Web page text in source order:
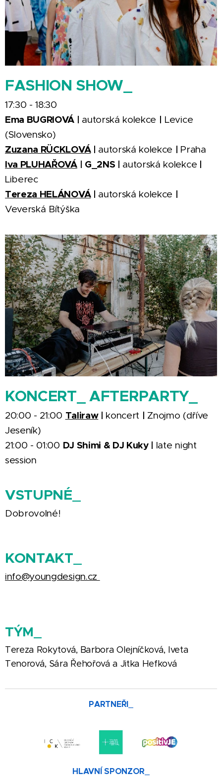
FASHION SHOW_
17:30 - 18:30
Ema BUGRIOVÁ | autorská kolekce | Levice
(Slovensko)
Zuzana RÜCKLOVÁ| autorská kolekce | Praha
Iva PLUHAŘOVÁ| G_2NS | autorská kolekce |
Liberec
Tereza HELÁNOVÁ| autorská kolekce |
Veverská Bítýška
KONCERT_ AFTERPARTY_
20:00 - 21:00 Taliraw| koncert | Znojmo (dříve
Jeseník)
21:00 - 01:00 DJ Shimi & DJ Kuky | late night
session
VSTUPNÉ_
Dobrovolné!
KONTAKT_
info@youngdesign.cz
TÝM_
Tereza Rokytová, Barbora Olejníčková, Iveta
Tenorová, Sára Řehořová a Jitka Hefková
PARTNEŘI_
HLAVNÍ SPONZOR_